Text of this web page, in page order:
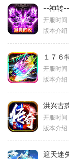
--神转--
开服时间
版本介绍
１７６
开服时间
版本介绍
洪兴古
开服时间
版本介绍
遮天迷